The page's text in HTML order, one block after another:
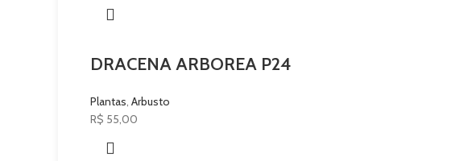
DRACENA ARBOREA P24
Plantas, Arbusto
R$ 55,00